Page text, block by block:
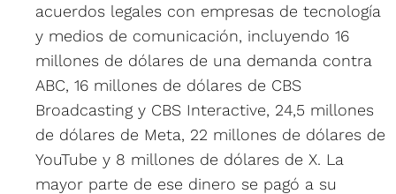
acuerdos legales con empresas de tecnología
y medios de comunicación, incluyendo 16
millones de dólares de una demanda contra
ABC, 16 millones de dólares de CBS
Broadcasting y CBS Interactive, 24,5 millones
de dólares de Meta, 22 millones de dólares de
YouTube y 8 millones de dólares de X. La
mayor parte de ese dinero se pagó a su